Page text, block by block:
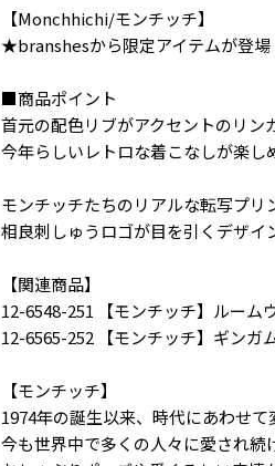
【Monchhichi/モンチッチ】
★branshesから限定アイテムが登場
■商品ポイント
首元の配色リブがアクセントのリン
今年らしいレトロな着こなしが楽し
モンチッチたちのリアルな転写プリ
相良刺しゅうロゴが目を引くデザイ
【関連商品】
12-6548-251 【モンチッチ】ルーム
12-6565-252 【モンチッチ】ギンガ
【モンチッチ】
1974年の誕生以来、時代にあわせて
今も世界中で多くの人々に愛され続